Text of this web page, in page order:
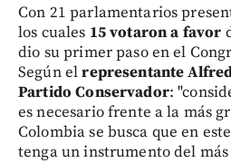
Con 21 parlamentarios
los cuales 15 votaron a favor
dio su primer paso en el
Según elrepresentante
Partido Conservador:
es necesario frente a la más
Colombia se busca que en
tenga un instrumento del